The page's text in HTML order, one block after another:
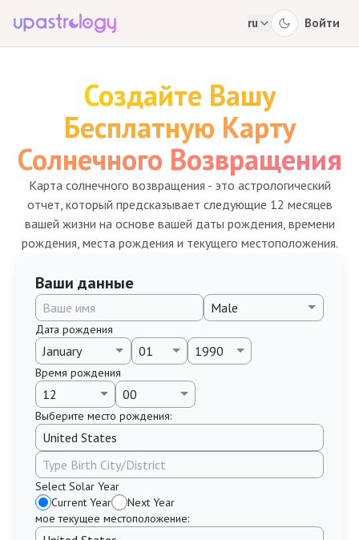
ru Войти
Создайте Вашу
Бесплатную Карту
Солнечного Возвращения
Карта солнечного возвращения - это астрологический
отчет, который предсказывает следующие 12 месяцев
вашей жизни на основе вашей даты рождения, времени
рождения, места рождения и текущего местоположения.
Ваши данные
Дата рождения
Время рождения
Выберите место рождения:
Select Solar Year
Current Year
Next Year
мое текущее местоположение: